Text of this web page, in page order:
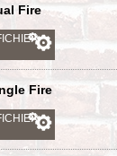
Fire
Fire